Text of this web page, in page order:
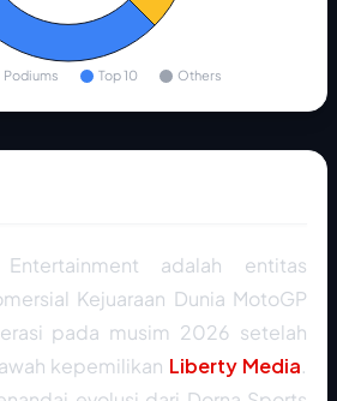
Podiums Top 10 Others
adalah entitas
Kejuaraan Dunia MotoGP
pada musim 2026 setelah
kepemilikan Liberty Media.